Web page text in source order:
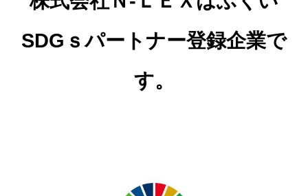
SDGｓパートナー登録企業で
す。